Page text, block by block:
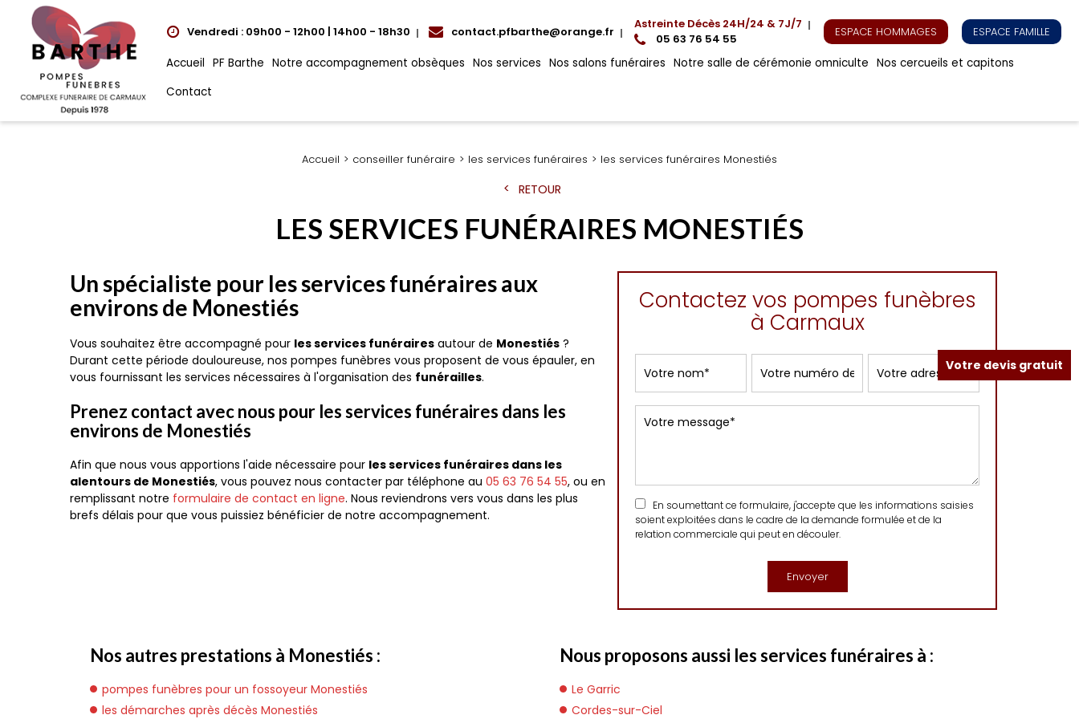
Vendredi : 09h00 - 12h00 | 14h00 - 18h30 contact.pfbarthe@orange.fr Astreinte Décès 24H/24 & 7J/7
05 63 76 54 55
ESPACE HOMMAGES ESPACE FAMILLE
Accueil PF Barthe Notre accompagnement obsèques Nos services Nos salons funéraires Notre salle de cérémonie omniculte Nos cercueils et capitons
Contact
Accueil conseiller funéraire les services funéraires les services funéraires Monestiés
RETOUR
LES SERVICES FUNÉRAIRES MONESTIÉS
Un spécialiste pour les services funéraires aux
environs de Monestiés
Vous souhaitez être accompagné pour les services funéraires autour de Monestiés ?
Durant cette période douloureuse, nos pompes funèbres vous proposent de vous épauler, en
vous fournissant les services nécessaires à l'organisation des funérailles.
Prenez contact avec nous pour les services funéraires dans les
environs de Monestiés
Afin que nous vous apportions l'aide nécessaire pour les services funéraires dans les
alentours de Monestiés, vous pouvez nous contacter par téléphone au 05 63 76 54 55, ou en
remplissant notre formulaire de contact en ligne. Nous reviendrons vers vous dans les plus
brefs délais pour que vous puissiez bénéficier de notre accompagnement.
Contactez vos pompes funèbres
à Carmaux
En soumettant ce formulaire, j'accepte que les informations saisies
soient exploitées dans le cadre de la demande formulée et de la
relation commerciale qui peut en découler.
Nos autres prestations à Monestiés :
pompes funèbres pour un fossoyeur Monestiés
les démarches après décès Monestiés
Nous proposons aussi les services funéraires à :
Le Garric
Cordes-sur-Ciel
Votre devis gratuit